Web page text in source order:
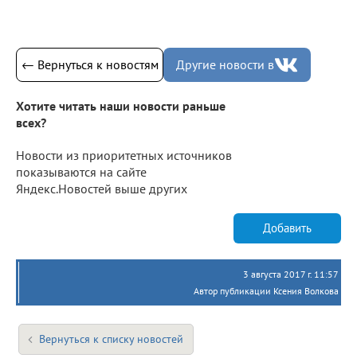
← Вернуться к новостям Другие новости в
Хотите читать наши новости раньше
всех?
Новости из приоритетных источников
показываются на сайте
Яндекс.Новостей выше других
Добавить
3 августа 2017 г. 11:57
Автор публикации Ксения Волкова
Вернуться к списку новостей